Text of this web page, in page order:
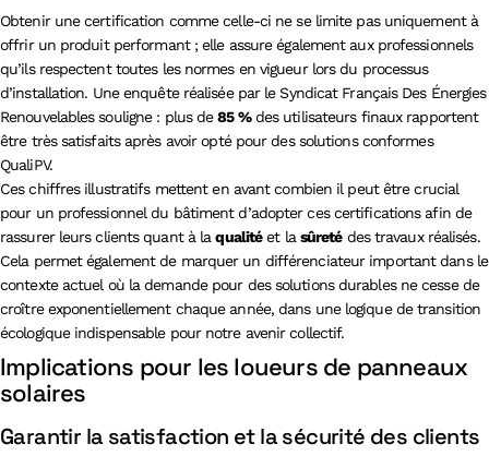
Obtenir une certification comme celle-ci ne se limite pas uniquement à
offrir un produit performant ; elle assure également aux professionnels
qu’ils respectent toutes les normes en vigueur lors du processus
d’installation. Une enquête réalisée par le Syndicat Français Des Énergies
Renouvelables souligne : plus de85 %des utilisateurs finaux rapportent
être très satisfaits après avoir opté pour des solutions conformes
QualiPV.
Ces chiffres illustratifs mettent en avant combien il peut être crucial
pour un professionnel du bâtiment d’adopter ces certifications afin de
rassurer leurs clients quant à laqualitéet la sûretédes travaux réalisés.
Cela permet également de marquer un différenciateur important dans le
contexte actuel où la demande pour des solutions durables ne cesse de
croître exponentiellement chaque année, dans une logique de transition
écologique indispensable pour notre avenir collectif.
Implications pour les loueurs de panneaux
solaires
Garantir la satisfaction et la sécurité des clients